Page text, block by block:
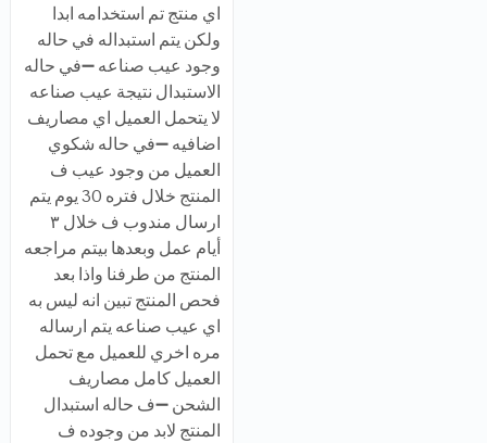
اي منتج تم استخدامه ابدا
ولكن يتم استبداله في حاله
وجود عيب صناعه ➖في حاله
الاستبدال نتيجة عيب صناعه
لا يتحمل العميل اي مصاريف
اضافيه ➖في حاله شكوي
العميل من وجود عيب ف
المنتج خلال فتره 30 يوم يتم
ارسال مندوب ف خلال ٣
أيام عمل وبعدها بيتم مراجعه
المنتج من طرفنا واذا بعد
فحص المنتج تبين انه ليس به
اي عيب صناعه يتم ارساله
مره اخري للعميل مع تحمل
العميل كامل مصاريف
الشحن ➖ف حاله استبدال
المنتج لابد من وجوده ف